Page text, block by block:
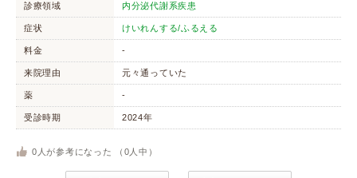
診療領域 内分泌代謝系疾患
症状 けいれんする/ふるえる
料金 -
来院理由 元々通っていた
薬 -
受診時期 2024年
0 人が参考になった （ 0 人中）